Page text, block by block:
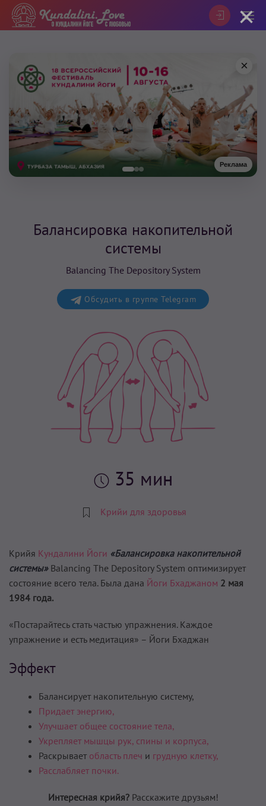
Реклама
×
Балансировка накопительной
системы
Balancing The Depository System
Обсудить в группе Telegram
35 мин
Крийи для здоровья
Крийя Кундалини Йоги «Балансировка накопительной
системы»Balancing The Depository System оптимизирует
состояние всего тела. Была дана Йоги Бхаджаном 2 мая
1984 года.
«Постарайтесь стать частью упражнения. Каждое
упражнение и есть медитация» – Йоги Бхаджан
Эффект
Балансирует накопительную систему,
Придает энергию,
Улучшает общее состояние тела,
Укрепляет мышцы рук, спины и корпуса,
Раскрывает область плеч и грудную клетку,
Расслабляет почки.
Интересная крийя?Расскажите друзьям!
×